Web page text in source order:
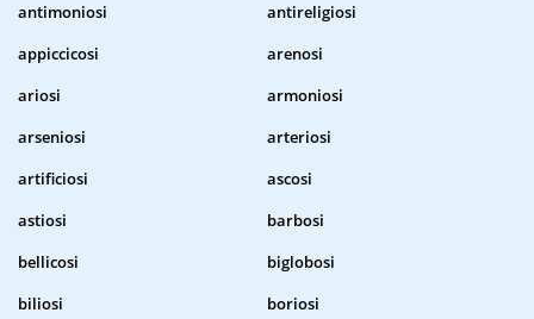
antimoniosi
antireligiosi
appiccicosi
arenosi
ariosi
armoniosi
arseniosi
arteriosi
artificiosi
ascosi
astiosi
barbosi
bellicosi
biglobosi
biliosi
boriosi